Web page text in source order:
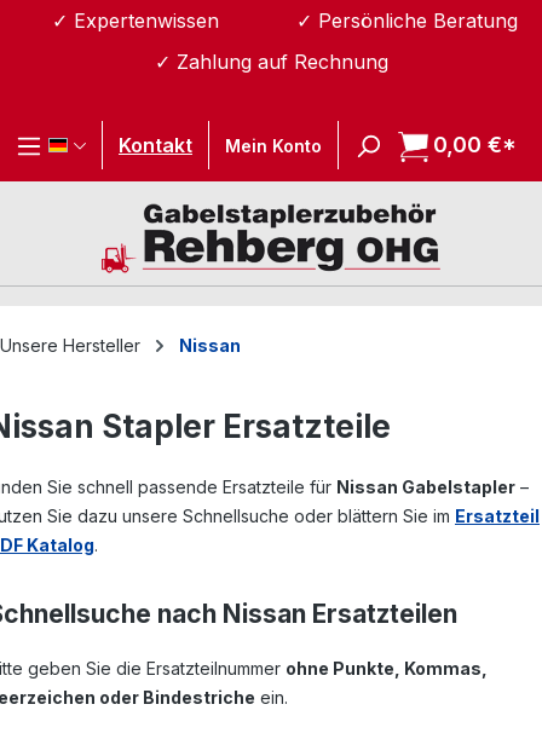
Zum Hauptinhalt springen
✓ Expertenwissen
✓ Persönliche Beratung
✓ Zahlung auf Rechnung
Kontakt Mein Konto 0,00 €*
Unsere Hersteller Nissan
Stapler Ersatzteile
Sie schnell passende Ersatzteile für Nissan Gabelstapler –
Sie dazu unsere Schnellsuche oder blättern Sie im Ersatzteil
Katalog.
nach Nissan Ersatzteilen
geben Sie die Ersatzteilnummer ohne Punkte, Kommas,
oder Bindestriche ein.